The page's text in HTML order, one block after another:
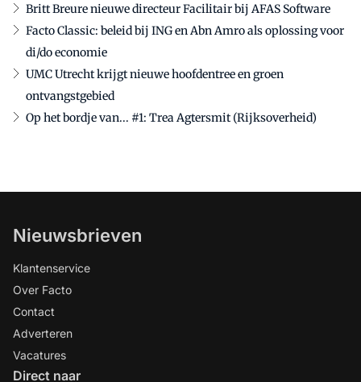
Britt Breure nieuwe directeur Facilitair bij AFAS Software
Facto Classic: beleid bij ING en Abn Amro als oplossing voor
di/do economie
UMC Utrecht krijgt nieuwe hoofdentree en groen
ontvangstgebied
Op het bordje van... #1: Trea Agtersmit (Rijksoverheid)
Nieuwsbrieven
Klantenservice
Over Facto
Contact
Adverteren
Vacatures
Direct naar